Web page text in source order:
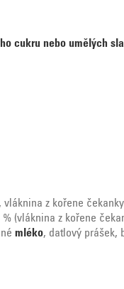
cukru nebo umělých
z kořene
(vláknina z kořene
mléko, datlový prášek,